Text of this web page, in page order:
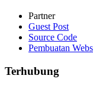
Partner
Guest Post
Source Code
Pembuatan
Terhubung